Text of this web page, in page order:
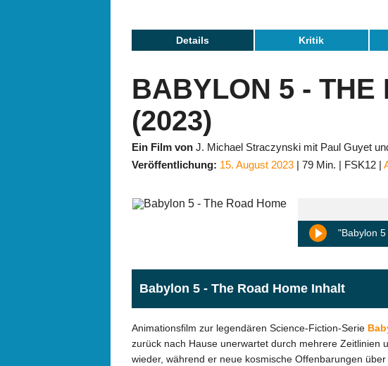
Details Kritik
BABYLON 5 - THE
(2023)
Ein Film von J. Michael Straczynski mit Paul Guyet
Veröffentlichung: 15. August 2023 79 Min. FSK12
"Babylon
Babylon 5 - The Road Home Inhalt
Animationsfilm zur legendären Science-Fiction-Serie
zurück nach Hause unerwartet durch mehrere Zeitlinien
wieder, während er neue kosmische Offenbarungen